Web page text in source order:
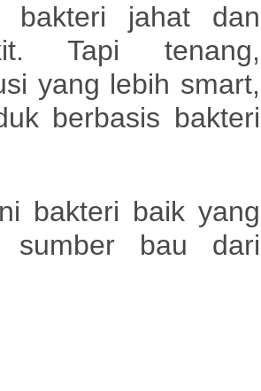
bakteri jahat dan
Tapi tenang,
yang lebih smart,
berbasis bakteri
bakteri baik yang
sumber bau dari